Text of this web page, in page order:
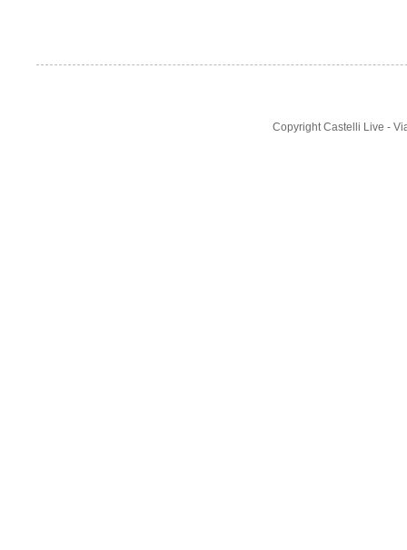
Copyright Castelli Live -